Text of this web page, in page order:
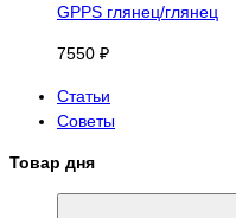
GPPS глянец/глянец
7550 ₽
Статьи
Советы
Товар дня